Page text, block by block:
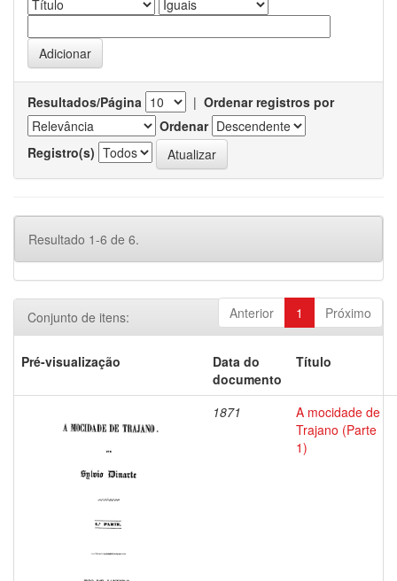
Resultados/Página | Ordenar registros por
Ordenar
Registro(s)
Resultado 1-6 de 6.
Anterior 1 Próximo
Conjunto de itens:
Pré-visualização
Data do
documento
Título
1871
A mocidade de
Trajano (Parte
1)